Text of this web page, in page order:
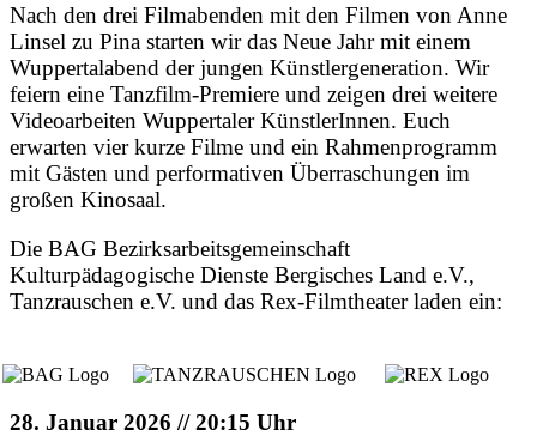
Nach den drei Filmabenden mit den Filmen von Anne
Linsel zu Pina starten wir das Neue Jahr mit einem
Wuppertalabend der jungen Künstlergeneration. Wir
feiern eine Tanzfilm-Premiere und zeigen drei weitere
Videoarbeiten Wuppertaler KünstlerInnen. Euch
erwarten vier kurze Filme und ein Rahmenprogramm
mit Gästen und performativen Überraschungen im
großen Kinosaal.
Die BAG Bezirksarbeitsgemeinschaft
Kulturpädagogische Dienste Bergisches Land e.V.,
Tanzrauschen e.V. und das Rex-Filmtheater laden ein:
28. Januar 2026 // 20:15 Uhr